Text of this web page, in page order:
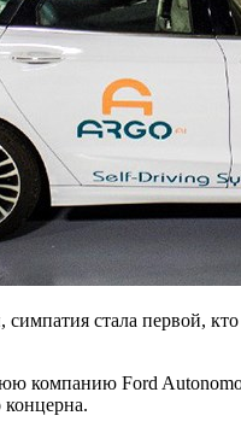
стала первой,
компанию Ford